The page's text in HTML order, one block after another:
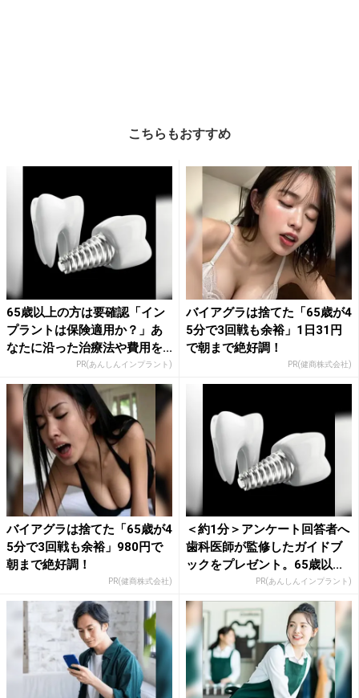
こちらもおすすめ
65歳以上の方は要確認「イン
プラントは保険適用か？」あ
なたに沿った治療法や費用を...
PR(あんしんインプラント)
バイアグラは捨てた「65歳が4
5分で3回戦も余裕」1日31円
で朝まで絶好調！
PR(健商株式会社)
バイアグラは捨てた「65歳が4
5分で3回戦も余裕」980円で
朝まで絶好調！
PR(健商株式会社)
＜約1分＞アンケート回答者へ
歯科医師が監修したガイドブ
ックをプレゼント。65歳以...
PR(あんしんインプラント)